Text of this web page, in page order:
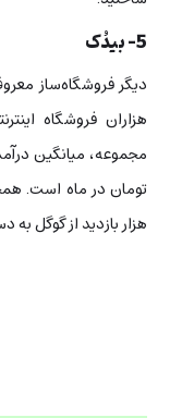
5- بیدُک
دیگر فروشگاه‌ساز
هزاران فروشگاه
هزار بازدید از گوگل